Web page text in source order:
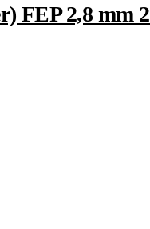
FEP 2,8 mm